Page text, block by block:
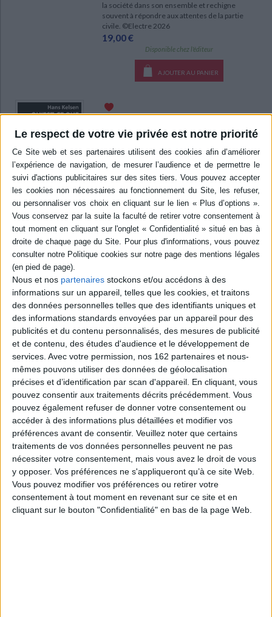
Le respect de votre vie privée est notre priorité
Nous et nos partenaires stockons et/ou accédons à des
informations sur un appareil, telles que les cookies, et traitons
des données personnelles telles que des identifiants uniques et
des informations standards envoyées par un appareil pour des
publicités et du contenu personnalisés, des mesures de publicité
et de contenu, des études d'audience et le développement de
services. Avec votre permission, nos 162 partenaires et nous-
mêmes pouvons utiliser des données de géolocalisation
précises et d’identification par scan d'appareil. En cliquant, vous
pouvez consentir aux traitements décrits précédemment. Vous
pouvez également refuser de donner votre consentement ou
accéder à des informations plus détaillées et modifier vos
préférences avant de consentir. Veuillez noter que certains
traitements de vos données personnelles peuvent ne pas
nécessiter votre consentement, mais vous avez le droit de vous
y opposer. Vos préférences ne s'appliqueront qu’à ce site Web.
Vous pouvez modifier vos préférences ou retirer votre
consentement à tout moment en revenant sur ce site et en
cliquant sur le bouton "Confidentialité" en bas de la page Web.
la société dans son ensemble et rechigne
souvent à répondre aux attentes de la partie
civile. ©Electre 2026
19,00 €
Disponible chez l'éditeur
AJOUTER AU PANIER
Auteur :Hans Kelsen
Markus Haller
Le philosophe et juriste autrichien analyse les
différentes conceptions de la justice souvent
en opposition, puis affirme que la morale ne
peut fonder le droit, contrairement aux débats
démocratiques. Le second texte est un extrait
de Théorie pure du droit, paru en 1962.
©Electre 2026
8,00 €
Disponible chez l'éditeur
Dans les yeux du procureur : chroniques de la
justice ordinaire : témoignage
Auteur :Jeanne Quilfen
Éditeur :Hugo Doc
La magistrate décrit la réalité brute de son
métier et décrypte les rouages de la justice
pénale française. A partir d'affaires qui l'ont
marquée, elle témoigne des drames humains
qui se jouent au coeur du tribunal et évoque la
lourde charge de juger. ©Electre 2026
15,95 €
Disponible chez l'éditeur
AJOUTER AU PANIER
Violences judiciaires : la justice et la
répression de l'action politique
Auteur :Raphaël Kempf
Éditeur :La Découverte